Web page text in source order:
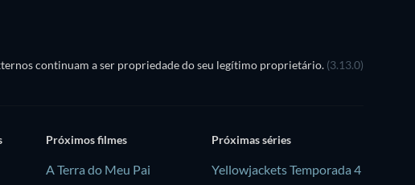
continuam a ser propriedade do seu legítimo proprietário. (3.13.0)
Próximos filmes
A Terra do Meu Pai
Próximas séries
Yellowjackets Temporada 4